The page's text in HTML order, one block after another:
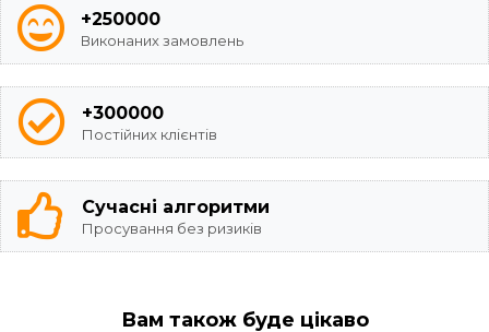
+250000
Виконаних замовлень
+300000
Постійних клієнтів
Сучасні алгоритми
Просування без ризиків
Вам також буде цікаво